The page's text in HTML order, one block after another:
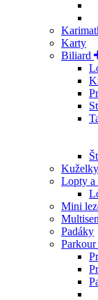
Karty
Biliard
Kuželky
Lopty a
Mini
Padáky
Parkour